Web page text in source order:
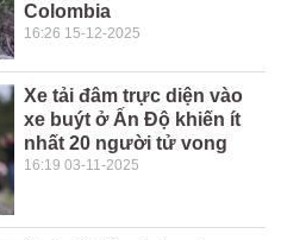
Colombia
16:26 15-12-2025
Xe tải đâm trực diện vào
xe buýt ở Ấn Độ khiến ít
nhất 20 người tử vong
16:19 03-11-2025